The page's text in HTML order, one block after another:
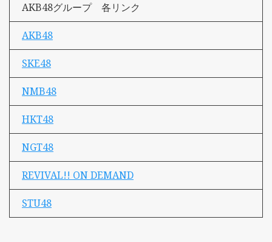
AKB48グループ 各リンク
AKB48
SKE48
NMB48
HKT48
NGT48
REVIVAL!! ON DEMAND
STU48